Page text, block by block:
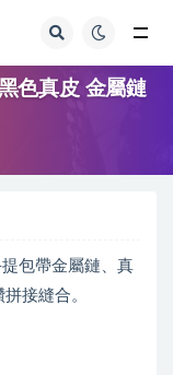
色真皮 金屬鏈
包帶金屬鏈、真
接縫合。